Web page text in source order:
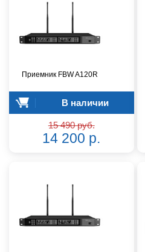
Приемник FBW A120R
В наличии
15 490 руб.
14 200 р.